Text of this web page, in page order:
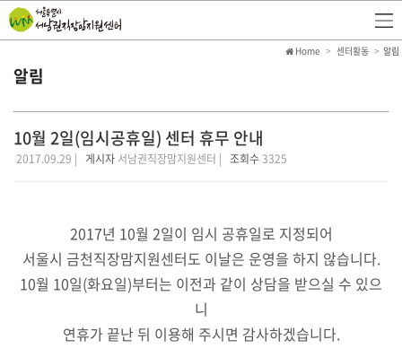
알림
Home 센터활동 알림
10월 2일(임시공휴일) 센터 휴무 안내
2017.09.29 | 게시자 서남권직장맘지원센터 | 조회수3325
2017년 10월 2일이 임시 공휴일로 지정되어
서울시 금천직장맘지원센터도 이날은 운영을 하지 않습니다.
10월 10일(화요일)부터는 이전과 같이 상담을 받으실 수 있으
니
연휴가 끝난 뒤 이용해 주시면 감사하겠습니다.